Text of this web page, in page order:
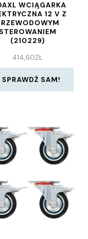
WCIĄGARKA
12 V Z
STEROWANIEM
(210229)
414,60ZŁ
SPRAWDŹ SAM!